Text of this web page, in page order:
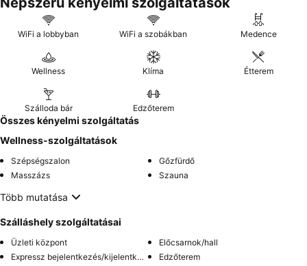
WiFi a lobbyban WiFi a szobákban Medence
Wellness Klíma Étterem
Szálloda bár Edzőterem
Összes kényelmi szolgáltatás
Wellness-szolgáltatások
Szépségszalon
Gőzfürdő
Masszázs
Szauna
Több mutatása
Szálláshely szolgáltatásai
Üzleti központ
Előcsarnok/hall
Expressz bejelentkezés/kijelentkezés
Edzőterem